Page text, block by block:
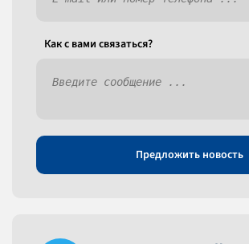
Как c вами связаться?
Предложить новость